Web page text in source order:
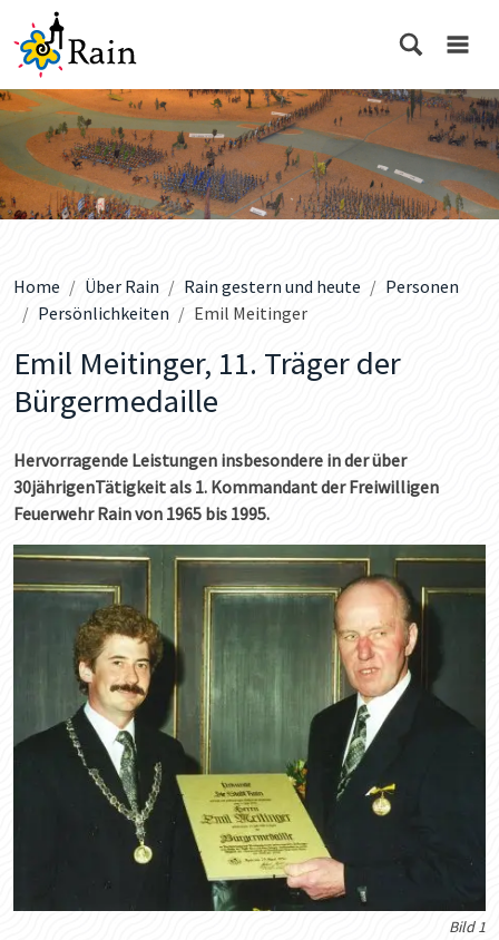
Home Über Rain Rain gestern und heute
Personen
Persönlichkeiten
Emil Meitinger
Emil Meitinger, 11. Träger der
Bürgermedaille
Hervorragende Leistungen insbesondere in der über
30jährigenTätigkeit als 1. Kommandant der Freiwilligen
Feuerwehr Rain von 1965 bis 1995.
Bild 1